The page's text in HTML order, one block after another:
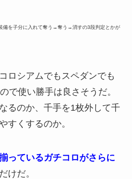
備を子分に入れて奪う→奪う→消すの3段判定とかが
ロシアムでもスペダンでも
で使い勝手は良さそうだ。
るのか、千手を1枚外して千
すくするのか。
っているガチコロがさらに
だけだ。